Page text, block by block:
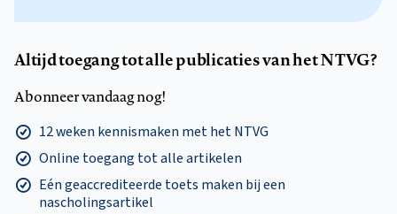
Altijd toegang tot alle publicaties van het NTVG?
Abonneer vandaag nog!
12 weken kennismaken met het NTVG
Online toegang tot alle artikelen
Eén geaccrediteerde toets maken bij een
nascholingsartikel